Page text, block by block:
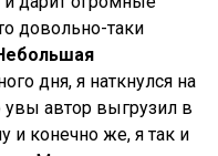
довольно-таки
дня, я наткнулся на
увы автор выгрузил в
и конечно же, я так и